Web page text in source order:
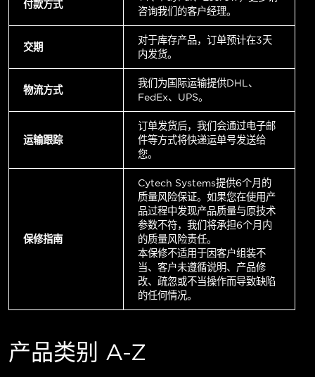
付款方式
咨询我们的客户经理。
交期
对于库存产品，订单预计在3天
内发货。
物流方式
我们为国际运输提供DHL、
FedEx、UPS。
运输跟踪
订单发货后，我们会通过电子邮
件等方式将快递运单号发送给
您。
保修指南
Cytech Systems提供6个月的
质量风险保证。如果您在使用产
品过程中发现产品质量与原技术
参数不符，我们将承担6个月内
的质量风险责任。
本保修不适用于因客户组装不
当、客户未遵循说明、产品修
改、疏忽或不当操作而导致缺陷
的任何情况。
产品类别 A-Z